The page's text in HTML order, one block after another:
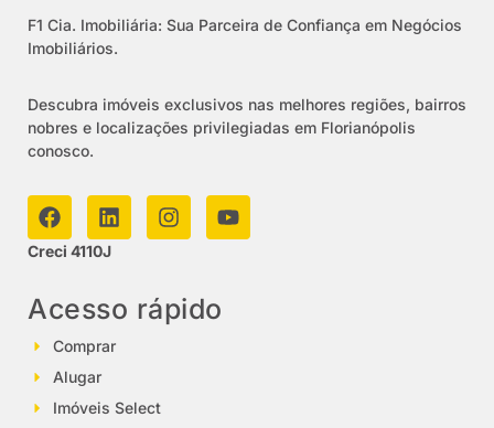
F1 Cia. Imobiliária: Sua Parceira de Confiança em Negócios
Imobiliários.
Descubra imóveis exclusivos nas melhores regiões, bairros
nobres e localizações privilegiadas em Florianópolis
conosco.
Creci 4110J
Acesso rápido
Comprar
Alugar
Imóveis Select